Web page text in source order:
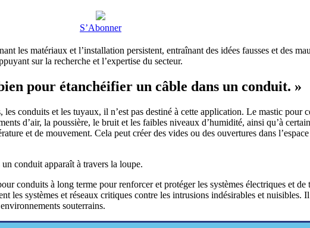
S’Abonner
les matériaux et l’installation persistent, entraînant des idées fausses et des
sur la recherche et l’expertise du secteur.
pour étanchéifier un câble dans un conduit. »
conduits et les tuyaux, il n’est pas destiné à cette application. Le mastic pour
d’air, la poussière, le bruit et les faibles niveaux d’humidité, ainsi qu’à
et de mouvement. Cela peut créer des vides ou des ouvertures dans
conduits à long terme pour renforcer et protéger les systèmes électriques et
les systèmes et réseaux critiques contre les intrusions indésirables et nuisibles.
souterrains.